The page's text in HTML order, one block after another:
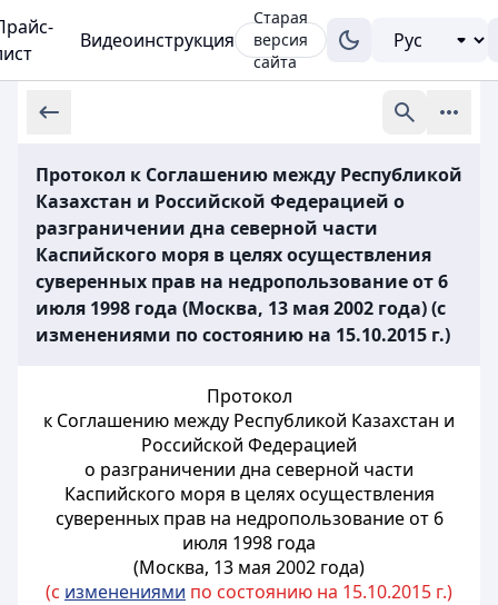
Видеоинструкция
Старая
версия
сайта
Протокол к Соглашению между Республикой
Казахстан и Российской Федерацией о
разграничении дна северной части
Каспийского моря в целях осуществления
суверенных прав на недропользование от 6
июля 1998 года (Москва, 13 мая 2002 года) (с
изменениями по состоянию на 15.10.2015 г.)
Протокол
к Соглашению между Республикой Казахстан и
Российской Федерацией
о разграничении дна северной части
Каспийского моря в целях осуществления
суверенных прав на недропользование от 6
июля 1998 года
(Москва, 13 мая 2002 года)
(с изменениями по состоянию на 15.10.2015 г.)